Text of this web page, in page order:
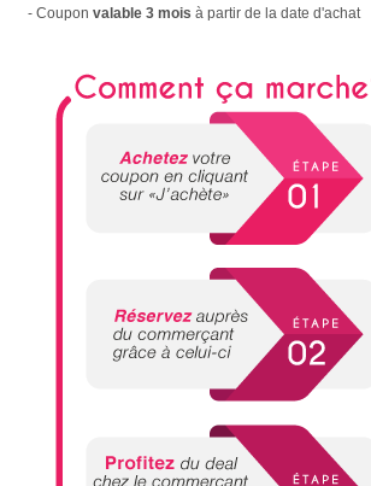
- Coupon valable 3 mois à partir de la date d'achat